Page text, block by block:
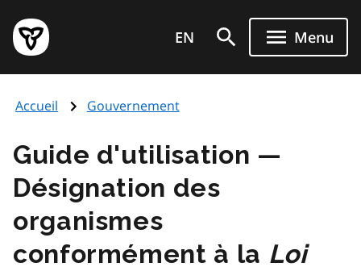
au
contenu
principal
Page
d'accueil
de
EN Menu
Accueil Gouvernement
Guide d'utilisation —
Désignation des
organismes
conformément à la Loi